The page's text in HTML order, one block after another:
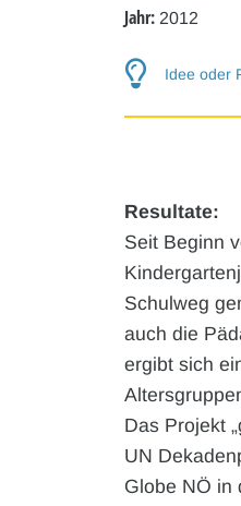
Jahr: 2012
Idee oder
Resultate:
Seit Beginn
Schulweg
auch die
ergibt sich
Das Projekt
UN
Globe NÖ in